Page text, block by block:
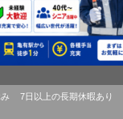
7日以上の長期休暇あり